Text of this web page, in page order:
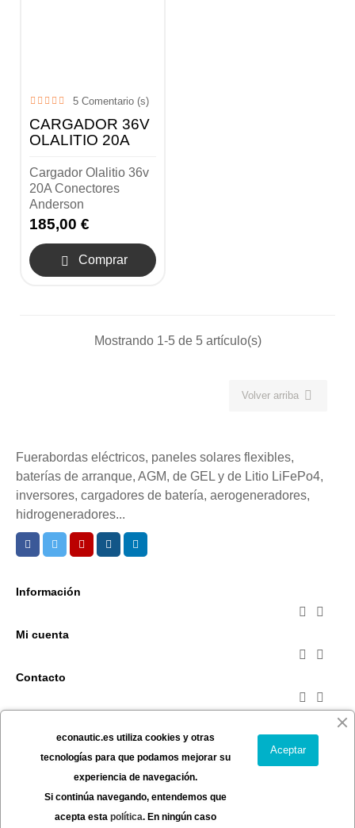
5 Comentario (s)
CARGADOR 36V
OLALITIO 20A
Cargador Olalitio 36v
20A Conectores
Anderson
185,00 €
 Comprar
Mostrando 1-5 de 5 artículo(s)
Volver arriba 
Fuerabordas eléctricos, paneles solares flexibles,
baterías de arranque, AGM, de GEL y de Litio LiFePo4,
inversores, cargadores de batería, aerogeneradores,
hidrogeneradores...
Información
 
Mi cuenta
 
Contacto
 
Puede darse de baja en cualquier momento. Para ello,
consulte nuestra información de contacto en el aviso
econautic.es utiliza cookies y otras
tecnologías para que podamos mejorar su
experiencia de navegación.
Si continúa navegando, entendemos que
acepta esta política. En ningún caso
Aceptar